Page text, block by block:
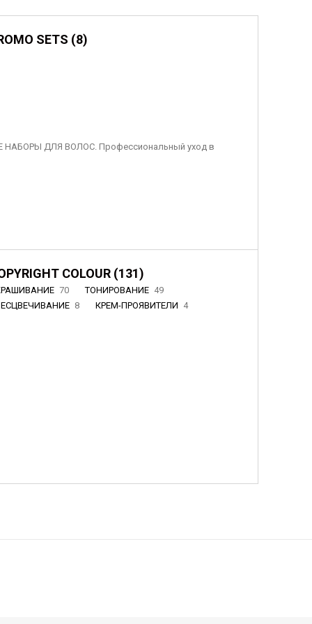
SETS (8)
НАБОРЫ ДЛЯ ВОЛОС. Профессиональный уход в
COLOUR (131)
70 ТОНИРОВАНИЕ 49
8 КРЕМ-ПРОЯВИТЕЛИ 4